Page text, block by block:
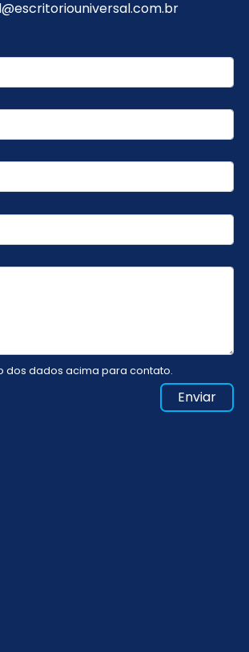
dos dados acima para contato.
Enviar